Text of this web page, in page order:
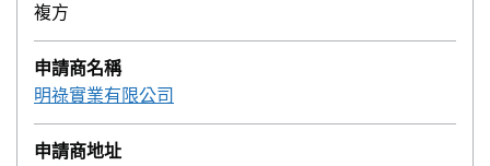
複方
申請商名稱
明祿實業有限公司
申請商地址